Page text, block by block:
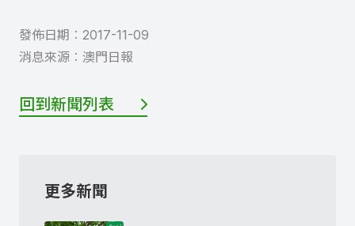
發佈日期︰ 2017-11-09
消息來源︰ 澳門日報
回到新聞列表
更多新聞